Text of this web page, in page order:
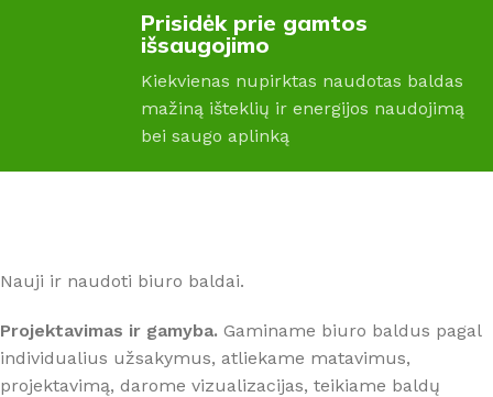
Prisidėk prie gamtos
išsaugojimo
Kiekvienas nupirktas naudotas baldas
mažiną išteklių ir energijos naudojimą
bei saugo aplinką
Nauji ir naudoti biuro baldai.
Projektavimas ir gamyba. Gaminame biuro baldus pagal
individualius užsakymus, atliekame matavimus,
projektavimą, darome vizualizacijas, teikiame baldų